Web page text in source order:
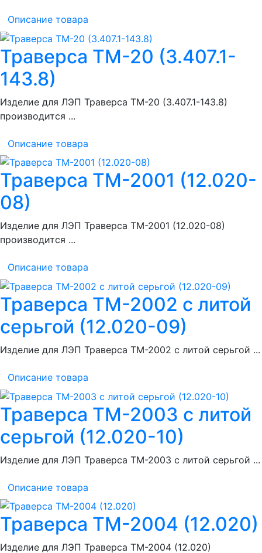
Описание товара
Траверса ТМ-20 (3.407.1-
143.8)
Изделие для ЛЭП Траверса ТМ-20 (3.407.1-143.8)
производится ...
Описание товара
Траверса ТМ-2001 (12.020-
08)
Изделие для ЛЭП Траверса ТМ-2001 (12.020-08)
производится ...
Описание товара
Траверса ТМ-2002 с литой
серьгой (12.020-09)
Изделие для ЛЭП Траверса ТМ-2002 с литой серьгой ...
Описание товара
Траверса ТМ-2003 с литой
серьгой (12.020-10)
Изделие для ЛЭП Траверса ТМ-2003 с литой серьгой ...
Описание товара
Траверса ТМ-2004 (12.020)
Изделие для ЛЭП Траверса ТМ-2004 (12.020)